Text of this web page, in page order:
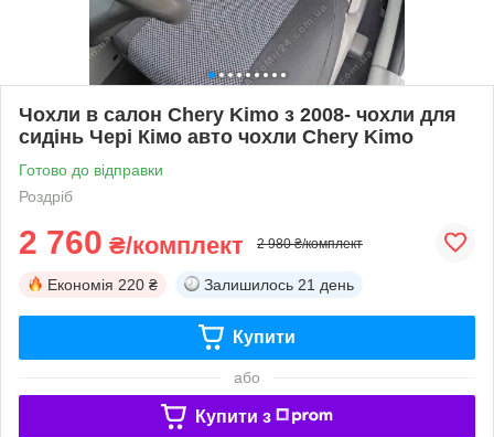
Чохли в салон Chery Kimo з 2008- чохли для
сидінь Чері Кімо авто чохли Chery Kimo
Готово до відправки
Роздріб
2 760 ₴/комплект 2 980 ₴/комплект
Економія 220 ₴ Залишилось 21 день
Купити
або
Купити з